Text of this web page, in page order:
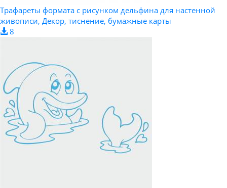
Трафареты формата с рисунком дельфина для настенной
живописи, Декор, тиснение, бумажные карты
8